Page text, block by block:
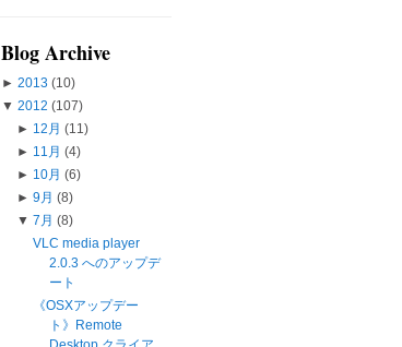
Blog Archive
► 2013 (10)
▼ 2012 (107)
► 12月 (11)
► 11月 (4)
► 10月 (6)
► 9月 (8)
▼ 7月 (8)
VLC media player
2.0.3 へのアップデ
ート
《OSXアップデー
ト》Remote